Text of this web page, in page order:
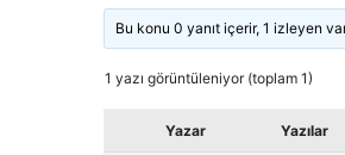
Bu konu 0 yanıt içerir, 1 izleyen
1 yazı görüntüleniyor (toplam 1)
Yazar Yazılar